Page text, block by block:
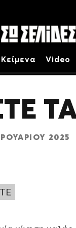
Κείμενα Video
2025